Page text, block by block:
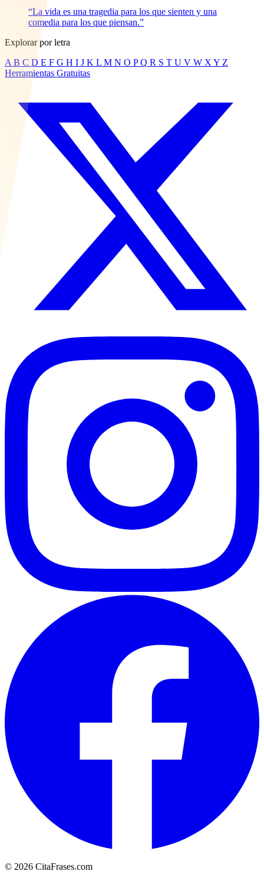
“La vida es una tragedia para los que sienten y una
comedia para los que piensan.”
Explorar por letra
A B C D E F G H I J K L M N O P Q R S T U V W X Y Z
Herramientas Gratuitas
© 2026 CitaFrases.com